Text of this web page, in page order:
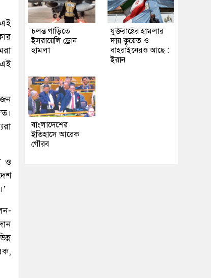
ও
চলন্ত গাড়িতে
ইসরায়েলি ড্রোন
হামলা
যুক্তরাষ্ট্রের হামলার
দায় কুয়েত ও
বাহরাইনেরও আছে :
ইরান
বাংলাদেশের
ইতিহাসে আরেক
গৌরব